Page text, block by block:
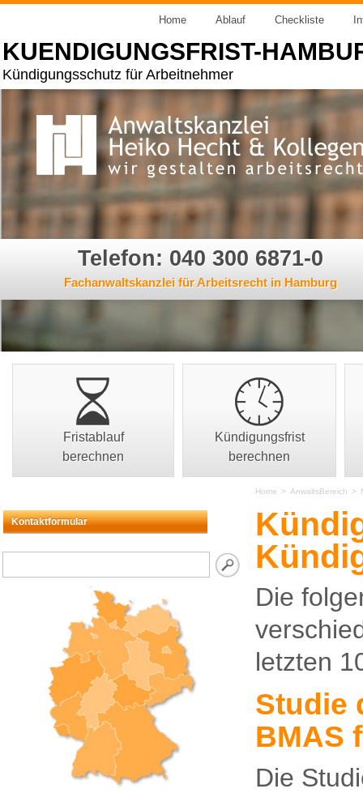
Home Ablauf Checkliste
KUENDIGUNGSFRIST-
Kündigungsschutz für Arbeitnehmer
Telefon: 040 300 6871-0
Fachanwaltskanzlei für Arbeitsrecht in Hamburg
Fristablauf
berechnen
Kündigungsfrist
berechnen
Home > AnwaltsBereich >
Kontaktformular
Die
letzten
Studie
BMAS
Die